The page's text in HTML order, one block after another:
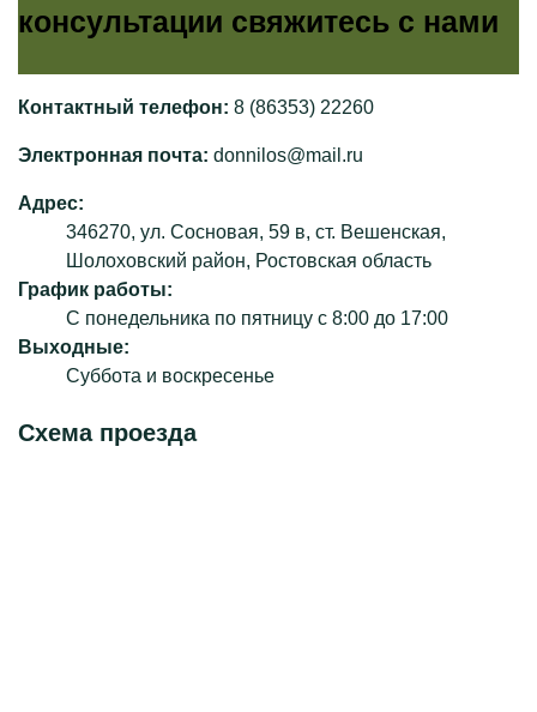
консультации свяжитесь с нами
Контактный телефон: 8 (86353) 22260
Электронная почта: donnilos@mail.ru
Адрес:
346270, ул. Сосновая, 59 в, ст. Вешенская,
Шолоховский район, Ростовская область
График работы:
С понедельника по пятницу с 8:00 до 17:00
Выходные:
Суббота и воскресенье
Схема проезда